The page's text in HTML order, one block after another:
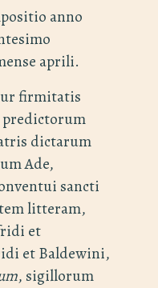
anno
aprili.
firmitatis
dictarum
Ade,
sancti
litteram,
et
et Baldewini,
, sigillorum